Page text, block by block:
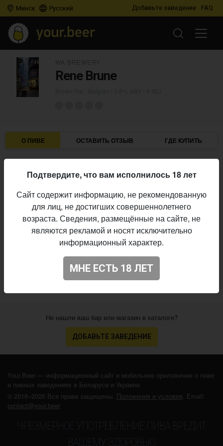
Минск Русский Добавьте заведение FAQ
Rene Brune
О ПИВЕ ОСТАВИТЬ ОТЗЫВ ГДЕ КУПИТЬ
Brown Ale - Belgian
Плотность:
14,0%
Алкоголь:
5,8%
Горечь:
9 IBU
Начало
17.04.2024
N/A
Не нашли ваш бар или магазин в каталоге?
ДОБАВЬТЕ ЗАВЕДЕНИЕ
Your.Beer — информационный сайт и мобильное приложение о пиве
и пивных заведениях в Беларуси и Украине
© 2016–2026 Все права защищены. Положения и условия . Email:
contact@your.beer
ЧРЕЗМЕРНОЕ УПОТРЕБЛЕНИЕ ПИВА ВРЕДИТ
ВАШЕМУ ЗДОРОВЬЮ
Подтвердите, что вам исполнилось 18 лет
Сайт содержит информацию, не рекомендованную
для лиц, не достигших совершеннолетнего
возраста. Сведения, размещённые на сайте, не
являются рекламой и носят исключительно
информационный характер.
МНЕ ЕСТЬ 18 ЛЕТ